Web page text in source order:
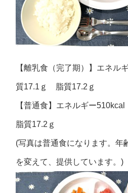
【離乳食（完了期）】エネル
質17.1ｇ 脂質17.2ｇ
【普通食】エネルギー
脂質17.2ｇ
(写真は普通食になります。年
を変えて、提供しています。)